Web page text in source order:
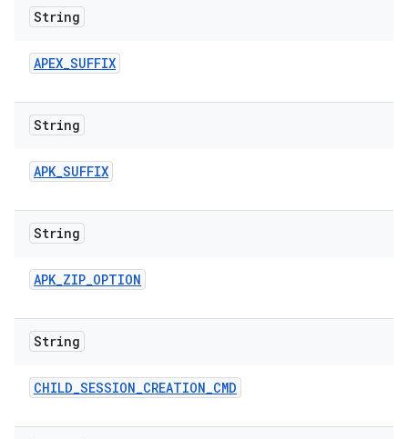
String
APEX_SUFFIX
String
APK_SUFFIX
String
APK_ZIP_OPTION
String
CHILD_SESSION_CREATION_CMD